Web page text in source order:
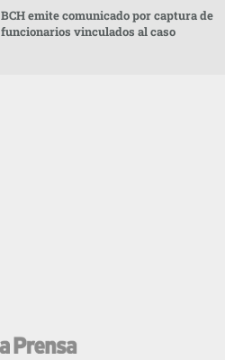
BCH emite comunicado por captura de
funcionarios vinculados al caso